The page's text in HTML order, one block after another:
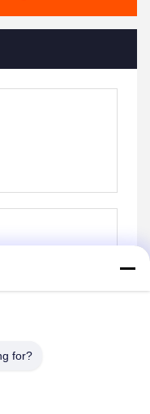
for?